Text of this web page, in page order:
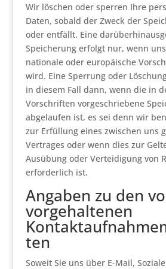
Wir löschen oder sperren Ihre
Daten, sobald der Zweck der
oder entfällt. Eine
Speicherung erfolgt nur, wenn
nationale oder europäische
wird. Eine Sperrung oder
in diesem Fall dann, wenn die in
Vorschriften vorgeschriebene
abgelaufen ist, es sei denn wir
zur Erfüllung eines zwischen uns
Vertrages oder wenn dies zur
Ausübung oder Verteidigung von
erforderlich ist.
Angaben zu den
vorgehaltenen
ten
Soweit Sie uns über E-Mail,